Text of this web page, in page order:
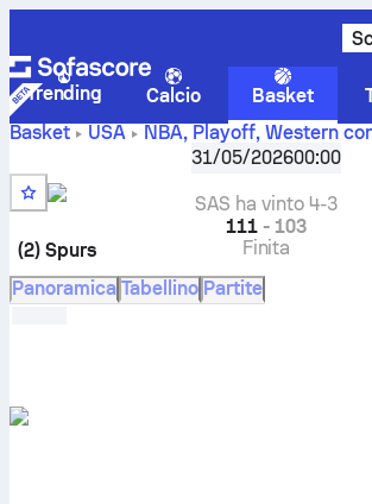
Trending Calcio Basket
Basket
USA NBA, Playoff, Western
Oklahoma City Thunder vs San Antonio
testa a testa, classifiche, pronostici e
31/05/202600:00
(2) Spurs
SAS ha vinto 4-3
111- 103
Finita
Panoramica Tabellino Partite